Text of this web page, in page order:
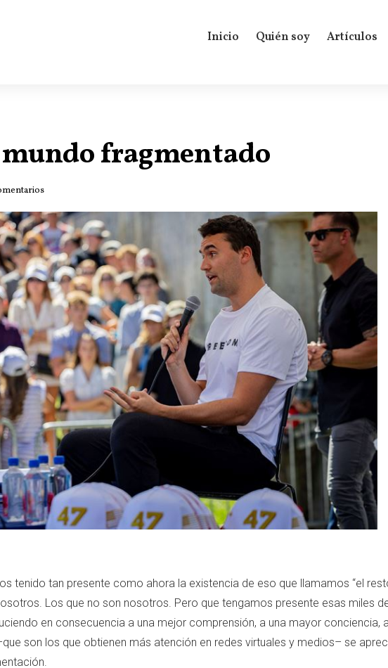
Inicio Quién soy Artículos
fragmentado
tenido tan presente como ahora la existencia de eso que llamamos “el
Los que no son nosotros. Pero que tengamos presente esas miles
en consecuencia a una mejor comprensión, a una mayor conciencia, a
son los que obtienen más atención en redes virtuales y medios– se